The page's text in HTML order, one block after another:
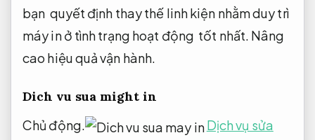
bạn quyết định thay thế linh kiện nhằm duy trì
máy in ở tình trạng hoạt động tốt nhất. Nâng
cao hiệu quả vận hành.
Dich vu sua might in
Chủ động.
Dịch vụ sửa